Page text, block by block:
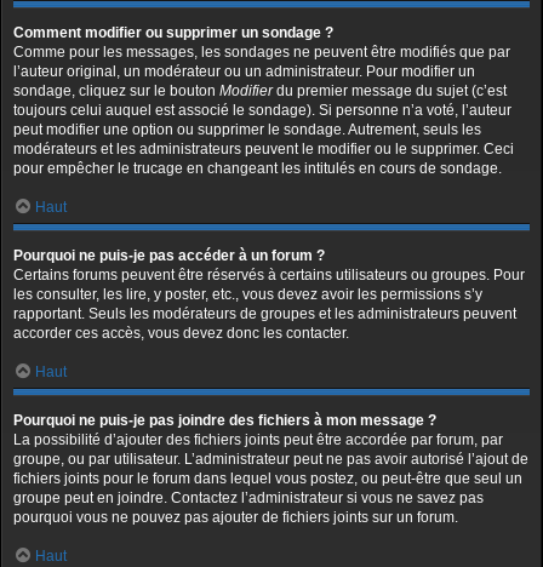
Comment modifier ou supprimer un sondage ?
Comme pour les messages, les sondages ne peuvent être modifiés que par
l’auteur original, un modérateur ou un administrateur. Pour modifier un
sondage, cliquez sur le bouton Modifierdu premier message du sujet (c’est
toujours celui auquel est associé le sondage). Si personne n’a voté, l’auteur
peut modifier une option ou supprimer le sondage. Autrement, seuls les
modérateurs et les administrateurs peuvent le modifier ou le supprimer. Ceci
pour empêcher le trucage en changeant les intitulés en cours de sondage.
Haut
Pourquoi ne puis-je pas accéder à un forum ?
Certains forums peuvent être réservés à certains utilisateurs ou groupes. Pour
les consulter, les lire, y poster, etc., vous devez avoir les permissions s’y
rapportant. Seuls les modérateurs de groupes et les administrateurs peuvent
accorder ces accès, vous devez donc les contacter.
Haut
Pourquoi ne puis-je pas joindre des fichiers à mon message ?
La possibilité d’ajouter des fichiers joints peut être accordée par forum, par
groupe, ou par utilisateur. L’administrateur peut ne pas avoir autorisé l’ajout de
fichiers joints pour le forum dans lequel vous postez, ou peut-être que seul un
groupe peut en joindre. Contactez l’administrateur si vous ne savez pas
pourquoi vous ne pouvez pas ajouter de fichiers joints sur un forum.
Haut